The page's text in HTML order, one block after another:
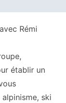
Rémi
établir un
ski